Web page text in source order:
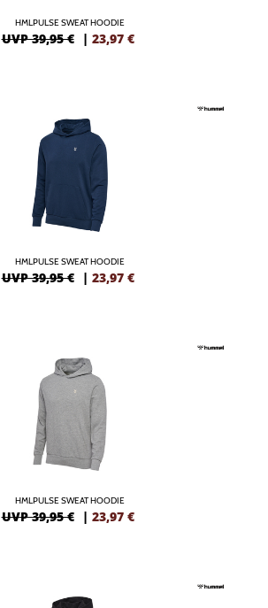
HMLPULSE SWEAT HOODIE
UVP 39,95 € | 23,97 €
HMLPULSE SWEAT HOODIE
UVP 39,95 € | 23,97 €
HMLPULSE SWEAT HOODIE
UVP 39,95 € | 23,97 €